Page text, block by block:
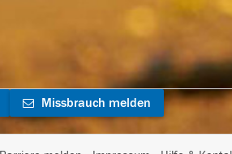
Missbrauch melden